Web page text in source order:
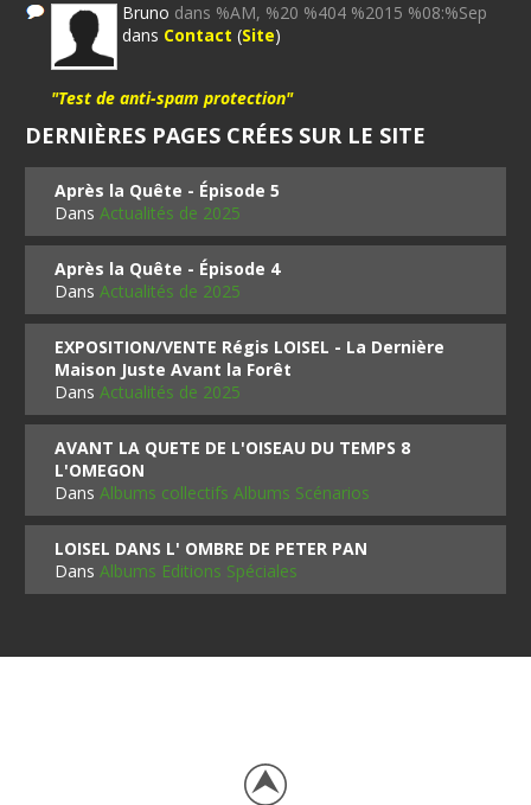
Bruno dans %AM, %20 %404 %2015 %08:%Sep
dans Contact (Site)
"Test de anti-spam protection"
DERNIÈRES PAGES CRÉES SUR LE SITE
Après la Quête - Épisode 5
DansActualités de 2025
Après la Quête - Épisode 4
DansActualités de 2025
EXPOSITION/VENTE Régis LOISEL - La Dernière
Maison Juste Avant la Forêt
DansActualités de 2025
AVANT LA QUETE DE L'OISEAU DU TEMPS 8
L'OMEGON
DansAlbums collectifs Albums Scénarios
LOISEL DANS L' OMBRE DE PETER PAN
DansAlbums Editions Spéciales